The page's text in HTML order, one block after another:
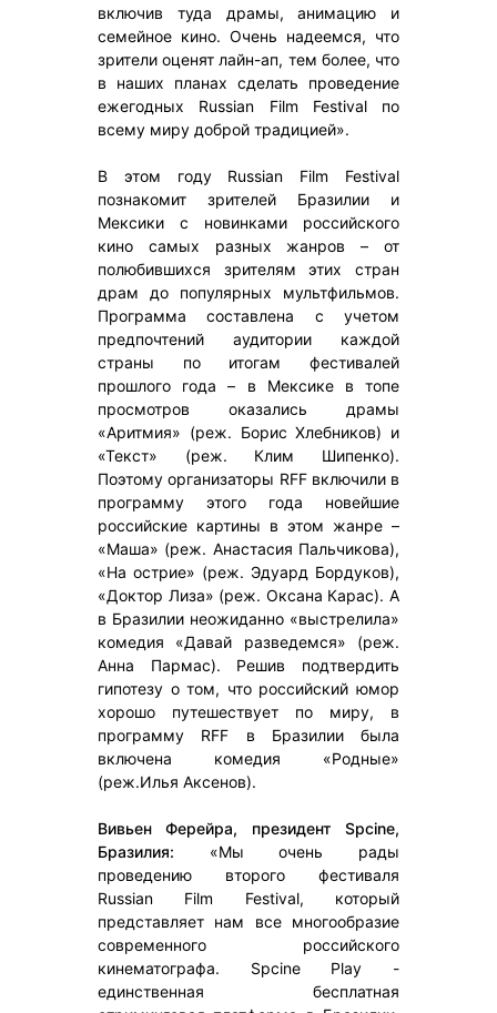
включив туда драмы, анимацию и
семейное кино. Очень надеемся, что
зрители оценят лайн-ап, тем более, что
в наших планах сделать проведение
ежегодных Russian Film Festival по
всему миру доброй традицией».
В этом году Russian Film Festival
познакомит зрителей Бразилии и
Мексики с новинками российского
кино самых разных жанров – от
полюбившихся зрителям этих стран
драм до популярных мультфильмов.
Программа составлена с учетом
предпочтений аудитории каждой
страны по итогам фестивалей
прошлого года – в Мексике в топе
просмотров оказались драмы
«Аритмия» (реж. Борис Хлебников) и
«Текст» (реж. Клим Шипенко).
Поэтому организаторы RFF включили в
программу этого года новейшие
российские картины в этом жанре –
«Маша» (реж. Анастасия Пальчикова),
«На острие» (реж. Эдуард Бордуков),
«Доктор Лиза» (реж. Оксана Карас). A
в Бразилии неожиданно «выстрелила»
комедия «Давай разведемся» (реж.
Анна Пармас). Решив подтвердить
гипотезу о том, что российский юмор
хорошо путешествует по миру, в
программу RFF в Бразилии была
включена комедия «Родные»
(реж.Илья Аксенов).
Вивьен Ферейра, президент Spcine,
Бразилия: «Мы очень рады
проведению второго фестиваля
Russian Film Festival, который
представляет нам все многообразие
современного российского
кинематографа. Spcine Play -
единственная бесплатная